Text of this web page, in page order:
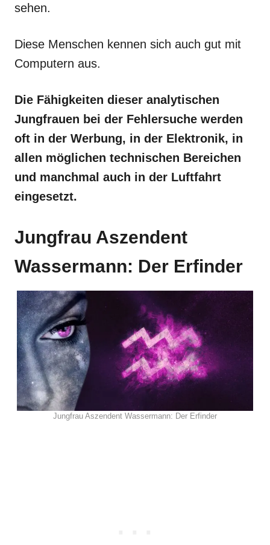
sehen.
Diese Menschen kennen sich auch gut mit
Computern aus.
Die Fähigkeiten dieser analytischen
Jungfrauen bei der Fehlersuche werden
oft in der Werbung, in der Elektronik, in
allen möglichen technischen Bereichen
und manchmal auch in der Luftfahrt
eingesetzt.
Jungfrau Aszendent
Wassermann: Der Erfinder
Jungfrau Aszendent Wassermann: Der Erfinder